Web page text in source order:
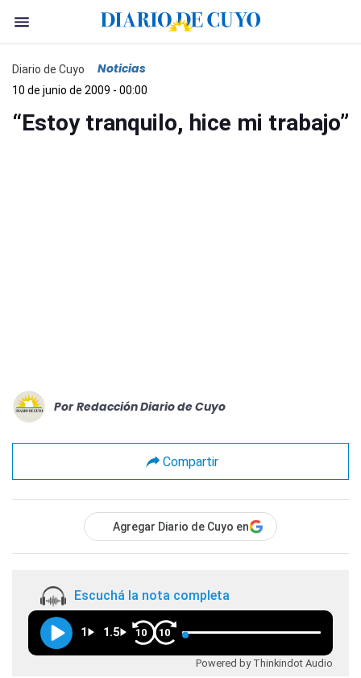
Diario de Cuyo Noticias
10 de junio de 2009 - 00:00
“Estoy tranquilo, hice mi trabajo”
Por Redacción Diario de Cuyo
Compartir
Agregar Diario de Cuyo en
Escuchá la nota completa
1 1.5 10 10
Powered by Thinkindot Audio